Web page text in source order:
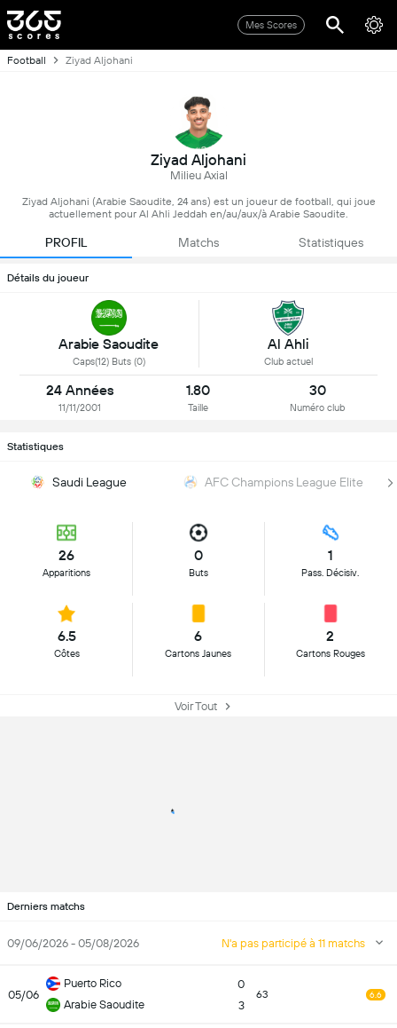
Mes Scores
Football Ziyad Aljohani
Ziyad Aljohani
Milieu Axial
Ziyad Aljohani (Arabie Saoudite, 24 ans) est un joueur de football, qui joue
actuellement pour Al Ahli Jeddah en/au/aux/à Arabie Saoudite.
PROFIL Matchs Statistiques
Détails du joueur
Arabie Saoudite
Caps(12) Buts (0)
Al Ahli
Club actuel
24 Années
11/11/2001
1.80
Taille
30
Numéro club
Statistiques
Saudi League AFC Champions League Elite
26
Apparitions
0
Buts
1
Pass. Décisiv.
6.5
Côtes
6
Cartons Jaunes
2
Cartons Rouges
Voir Tout
Derniers matchs
09/06/2026 - 05/08/2026 N'a pas participé à 11 matchs
05/06
Puerto Rico
Arabie Saoudite
0
3
63 6.6